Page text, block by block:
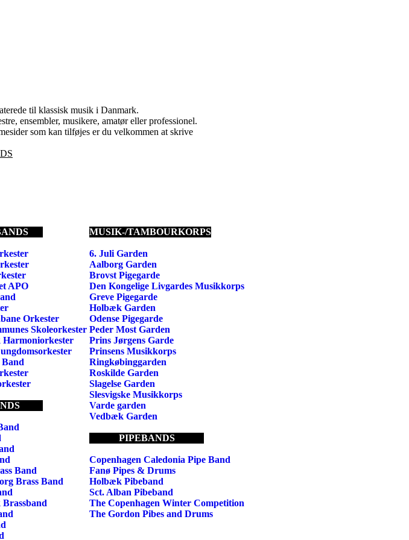
til klassisk musik i Danmark.
ensembler, musikere, amatør eller professionel.
som kan tilføjes er du velkommen at skrive
APO
Orkester
Skoleorkester
Band
Brass Band
MUSIK-/TAMBOURKORPS
6. Juli Garden
Aalborg Garden
Brovst Pigegarde
Den Kongelige Livgardes Musikkorps
Greve Pigegarde
Holbæk Garden
Odense Pigegarde
Peder Most Garden
Prins Jørgens Garde
Prinsens Musikkorps
Ringkøbinggarden
Roskilde Garden
Slagelse Garden
Slesvigske Musikkorps
Varde garden
Vedbæk Garden
PIPEBANDS
Copenhagen Caledonia Pipe Band
Fanø Pipes & Drums
Holbæk Pibeband
Sct. Alban Pibeband
The Copenhagen Winter Competition
The Gordon Pibes and Drums